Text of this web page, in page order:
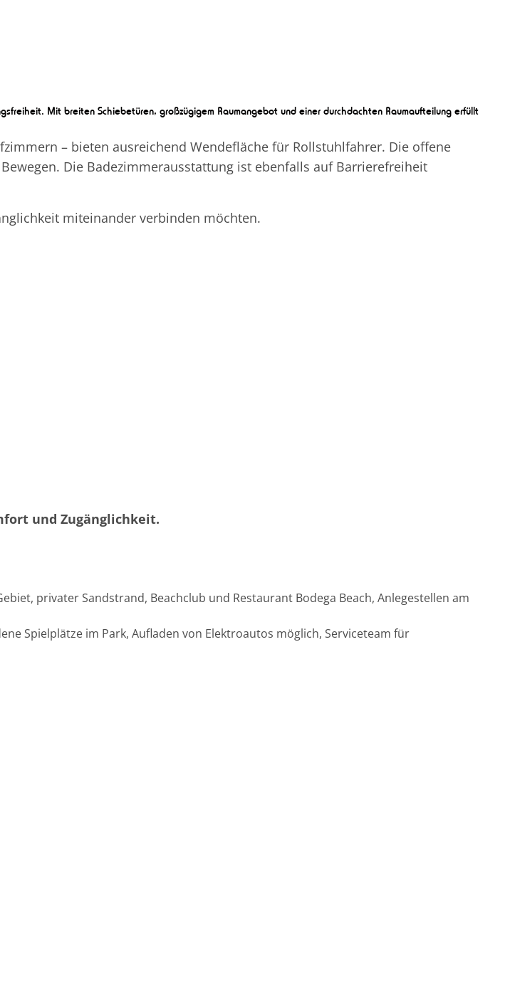
Mit breiten Schiebetüren, großzügigem Raumangebot und einer durchdachten Raumaufteilung erfüllt
– bieten ausreichend Wendefläche für Rollstuhlfahrer. Die offene
Die Badezimmerausstattung ist ebenfalls auf Barrierefreiheit
miteinander verbinden möchten.
und Zugänglichkeit.
privater Sandstrand, Beachclub und Restaurant Bodega Beach, Anlegestellen am
Spielplätze im Park, Aufladen von Elektroautos möglich, Serviceteam für